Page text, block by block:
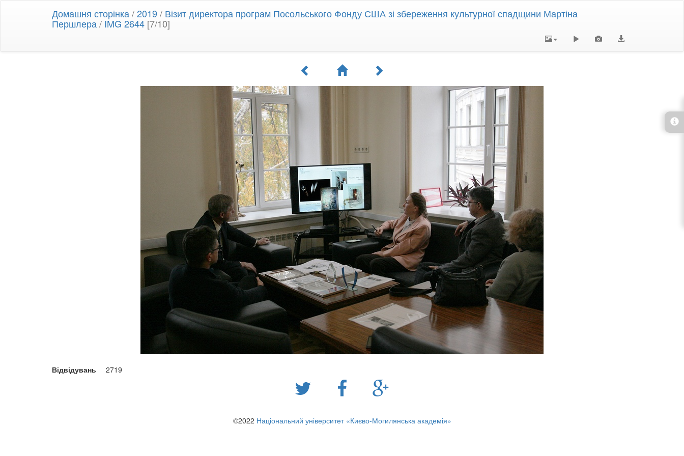
Домашня сторінка /2019 / Візит директора програм Посольського Фонду США зі збереження культурної спадщини Мартіна
Першлера / IMG 2644 [7/10]
Відвідувань 2719
©2022 Національний університет «Києво-Могилянська академія»